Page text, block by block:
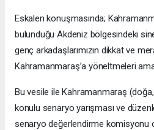
Eskalen konuşmasında;
bulunduğu Akdeniz bölgesindeki
genç arkadaşlarımızın dikkat ve
Kahramanmaraş’a yöneltmeleri
Bu vesile ile Kahramanmaraş
konulu senaryo yarışması ve
senaryo değerlendirme komisyonu